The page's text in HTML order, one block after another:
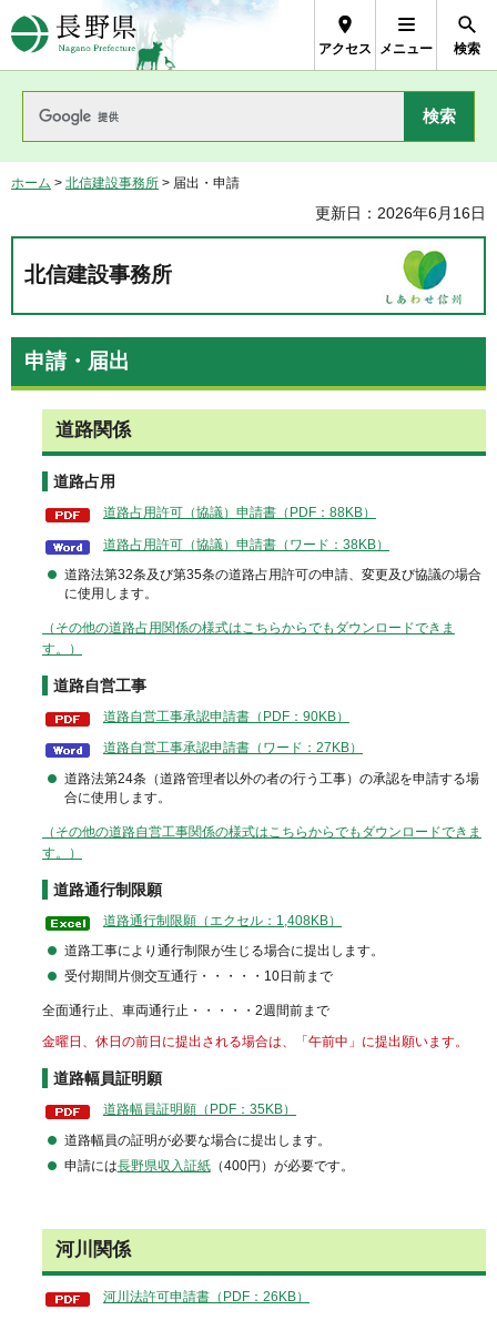
長野県Nagano Prefecture
アクセス メニュー 検索
ホーム > 北信建設事務所 > 届出・申請
更新日：2026年6月16日
北信建設事務所
申請・届出
道路関係
道路占用
道路占用許可（協議）申請書（PDF：88KB）
道路占用許可（協議）申請書（ワード：38KB）
道路法第32条及び第35条の道路占用許可の申請、変更及び協議の場合
に使用します。
（その他の道路占用関係の様式はこちらからでもダウンロードできま
す。）
道路自営工事
道路自営工事承認申請書（PDF：90KB）
道路自営工事承認申請書（ワード：27KB）
道路法第24条（道路管理者以外の者の行う工事）の承認を申請する場
合に使用します。
（その他の道路自営工事関係の様式はこちらからでもダウンロードできま
す。）
道路通行制限願
道路通行制限願（エクセル：1,408KB）
道路工事により通行制限が生じる場合に提出します。
受付期間片側交互通行・・・・・10日前まで
全面通行止、車両通行止・・・・・2週間前まで
金曜日、休日の前日に提出される場合は、「午前中」に提出願います。
道路幅員証明願
道路幅員証明願（PDF：35KB）
道路幅員の証明が必要な場合に提出します。
申請には長野県収入証紙（400円）が必要です。
河川関係
河川法許可申請書（PDF：26KB）